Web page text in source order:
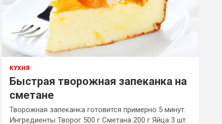
КУХНЯ
Быстрая творожная запеканка на
сметане
Творожная запеканка готовится примерно 5 минут.
Ингредиенты Творог 500 г Сметана 200 г Яйца 3 шт.